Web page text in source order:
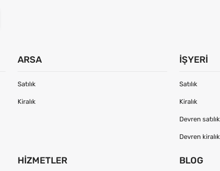
ARSA
Satılık
Kiralık
İŞYERI
Satılık
Kiralık
Devren satılık
Devren kiralık
HIZMETLER BLOG